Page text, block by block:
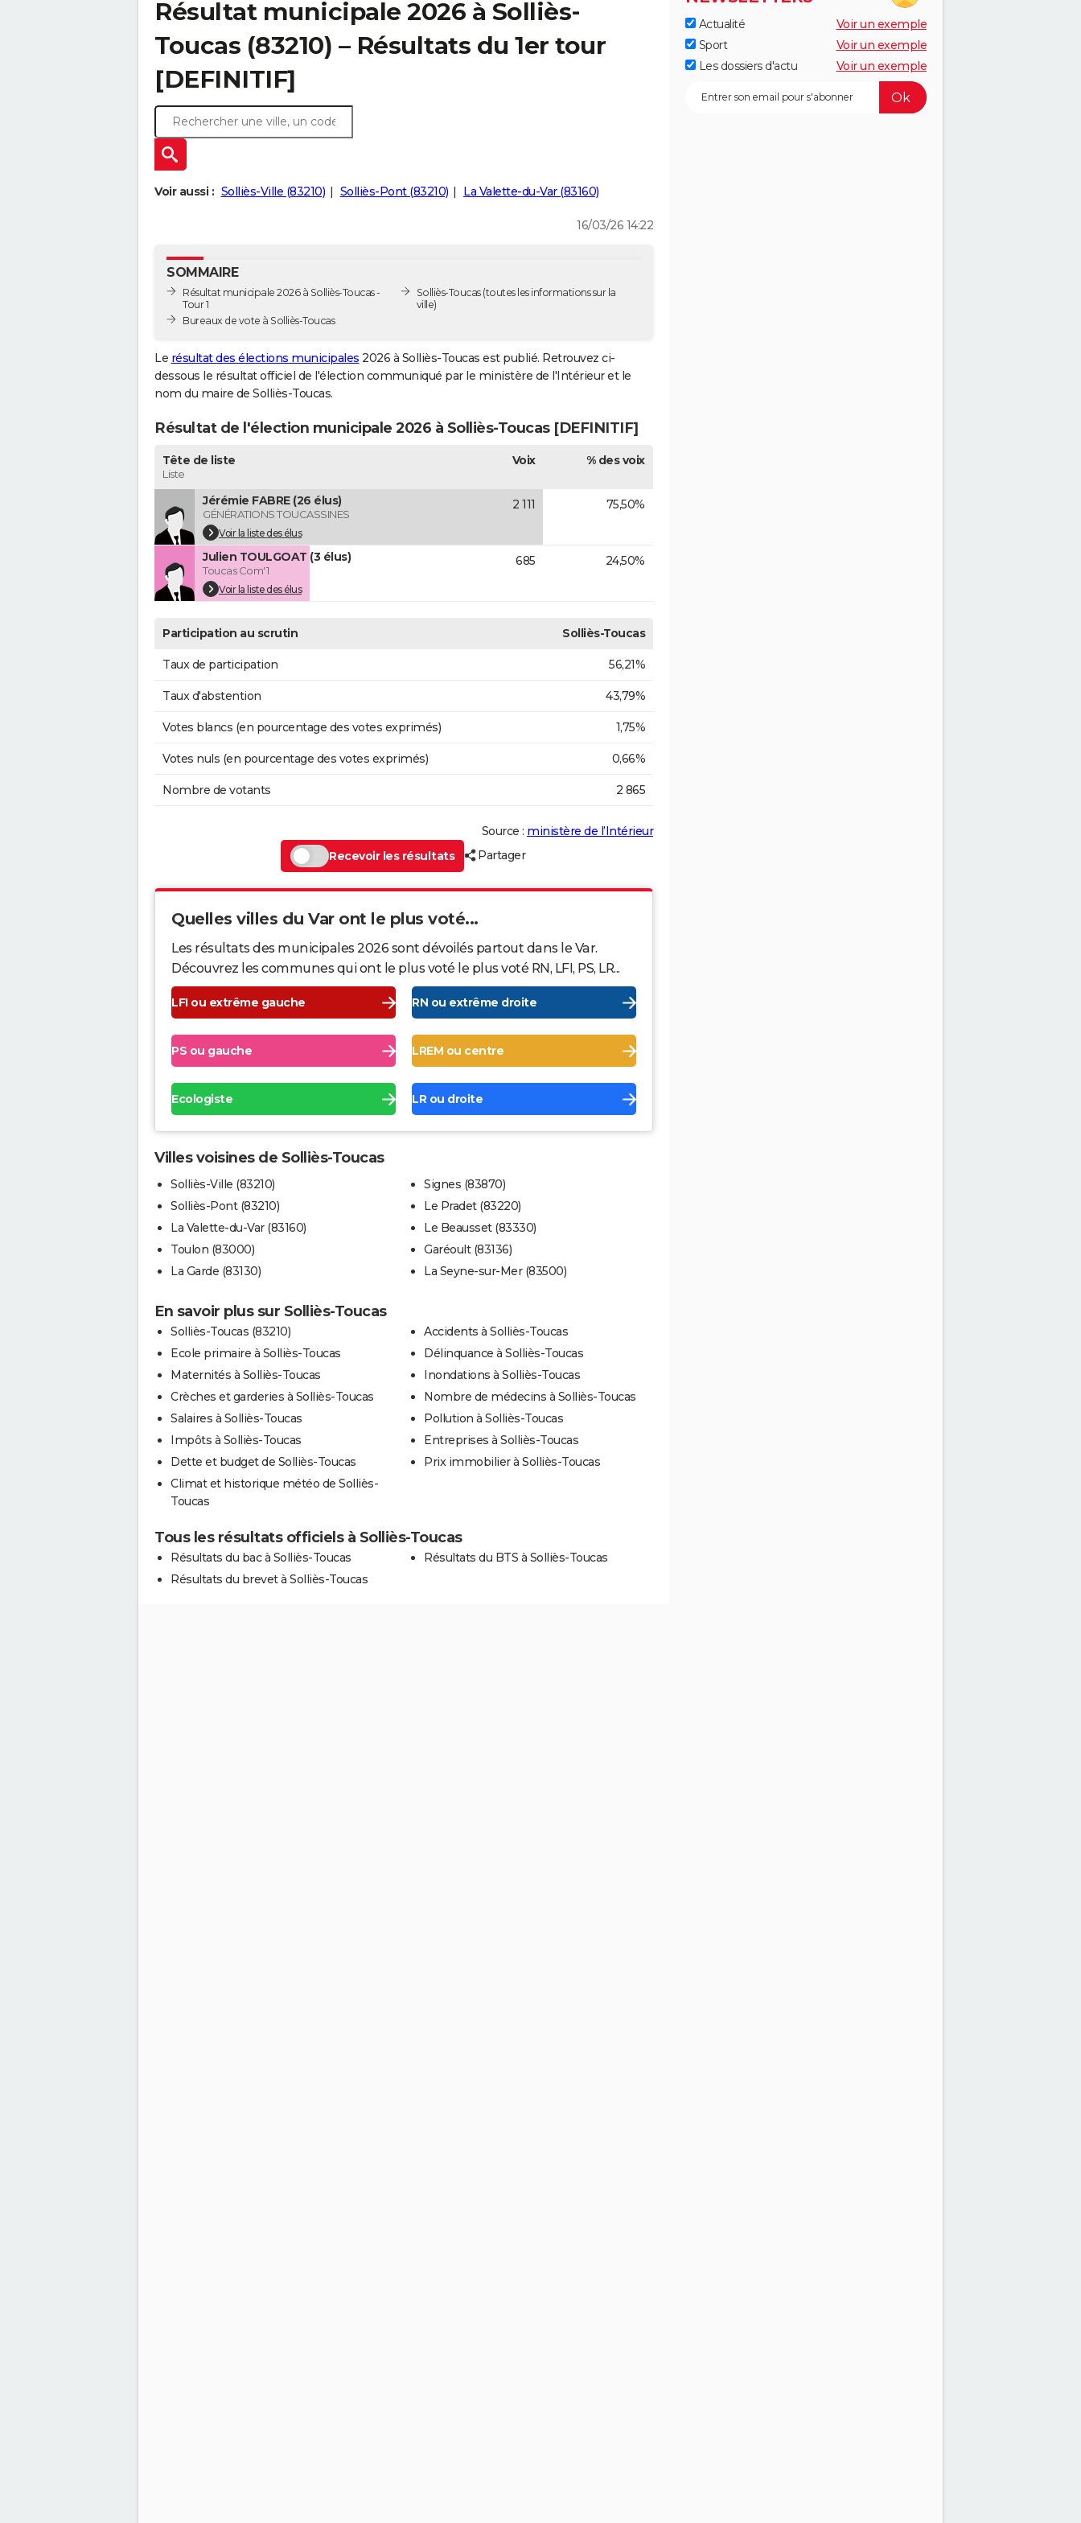
Résultat municipale 2026 à Solliès-
Toucas (83210) – Résultats du 1er tour
[DEFINITIF]
Voir aussi : Solliès-Ville (83210) Solliès-Pont (83210) La Valette-du-Var (83160)
16/03/26 14:22
SOMMAIRE
Résultat municipale 2026 à Solliès-Toucas -
Tour 1
Bureaux de vote à Solliès-Toucas
Solliès-Toucas(toutes les informations sur la
ville)
Le résultat des élections municipales 2026 à Solliès-Toucas est publié. Retrouvez ci-
dessous le résultat officiel de l'élection communiqué par le ministère de l'Intérieur et le
nom du maire de Solliès-Toucas.
Résultat de l'élection municipale 2026 à Solliès-Toucas [DEFINITIF]
Tête de liste
Liste
Voix % des voix
Jérémie FABRE (26 élus)
GÉNÉRATIONS TOUCASSINES
Voir la liste des élus
2 111 75,50%
Julien TOULGOAT (3 élus)
Toucas Com'1
Voir la liste des élus
685 24,50%
Participation au scrutin Solliès-Toucas
Taux de participation 56,21%
Taux d'abstention 43,79%
Votes blancs (en pourcentage des votes exprimés) 1,75%
Votes nuls (en pourcentage des votes exprimés) 0,66%
Nombre de votants 2 865
Source : ministère de l’Intérieur
Recevoir les résultats
Partager
Quelles villes du Var ont le plus voté...
Les résultats des municipales 2026 sont dévoilés partout dans le Var.
Découvrez les communes qui ont le plus voté le plus voté RN, LFI, PS, LR...
LFI ou extrême gauche RN ou extrême droite
PS ou gauche LREM ou centre
Ecologiste LR ou droite
Villes voisines de Solliès-Toucas
Solliès-Ville (83210)
Solliès-Pont (83210)
La Valette-du-Var (83160)
Toulon (83000)
La Garde (83130)
Signes (83870)
Le Pradet (83220)
Le Beausset (83330)
Garéoult (83136)
La Seyne-sur-Mer (83500)
En savoir plus sur Solliès-Toucas
Solliès-Toucas (83210)
Ecole primaire à Solliès-Toucas
Maternités à Solliès-Toucas
Crèches et garderies à Solliès-Toucas
Salaires à Solliès-Toucas
Impôts à Solliès-Toucas
Dette et budget de Solliès-Toucas
Climat et historique météo de Solliès-
Toucas
Accidents à Solliès-Toucas
Délinquance à Solliès-Toucas
Inondations à Solliès-Toucas
Nombre de médecins à Solliès-Toucas
Pollution à Solliès-Toucas
Entreprises à Solliès-Toucas
Prix immobilier à Solliès-Toucas
Tous les résultats officiels à Solliès-Toucas
Résultats du bac à Solliès-Toucas
Résultats du brevet à Solliès-Toucas
Résultats du BTS à Solliès-Toucas
Actualité
Voir un exemple
Sport
Voir un exemple
Les dossiers d'actu
Voir un exemple